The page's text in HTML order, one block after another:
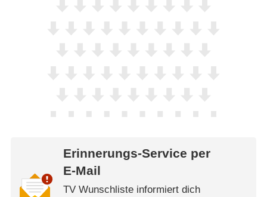
Erinnerungs-Service per
E-Mail
TV Wunschliste informiert dich